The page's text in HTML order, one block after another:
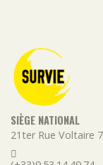
SIÈGE NATIONAL
21ter Rue Voltaire